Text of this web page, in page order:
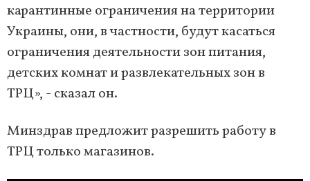
карантинные ограничения на территории
Украины, они, в частности, будут касаться
ограничения деятельности зон питания,
детских комнат и развлекательных зон в
ТРЦ», - сказал он.
Минздрав предложит разрешить работу в
ТРЦ только магазинов.